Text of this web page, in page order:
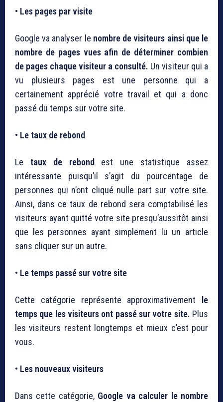
• Les pages par visite
Google va analyser le nombre de visiteurs ainsi que le
nombre de pages vues afin de déterminer combien
de pages chaque visiteur a consulté. Un visiteur qui a
vu plusieurs pages est une personne qui a
certainement apprécié votre travail et qui a donc
passé du temps sur votre site.
• Le taux de rebond
Le taux de rebondest une statistique assez
intéressante puisqu’il s’agit du pourcentage de
personnes qui n’ont cliqué nulle part sur votre site.
Ainsi, dans ce taux de rebond sera comptabilisé les
visiteurs ayant quitté votre site presqu’aussitôt ainsi
que les personnes ayant simplement lu un article
sans cliquer sur un autre.
• Le temps passé sur votre site
Cette catégorie représente approximativement le
temps que les visiteurs ont passé sur votre site. Plus
les visiteurs restent longtemps et mieux c’est pour
vous.
• Les nouveaux visiteurs
Dans cette catégorie, Google va calculer le nombre